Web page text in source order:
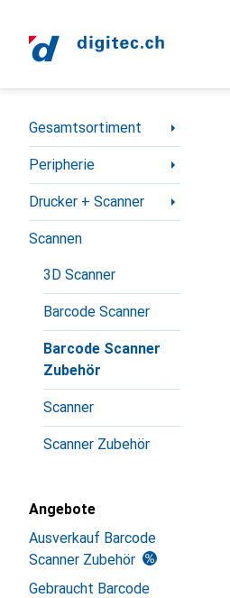
Navigation nach Kategorien
Gesamtsortiment
Peripherie
Drucker + Scanner
Scannen
3D Scanner
Barcode Scanner
Barcode Scanner
Zubehör
Scanner
Scanner Zubehör
Angebote
Ausverkauf Barcode
Scanner Zubehör
Gebraucht Barcode